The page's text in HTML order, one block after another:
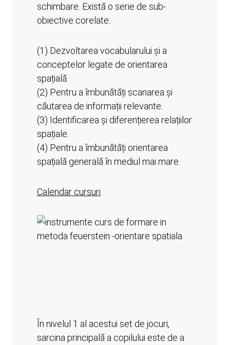
schimbare. Există o serie de sub-
obiective corelate:
(1) Dezvoltarea vocabularului și a
conceptelor legate de orientarea
spațială.
(2) Pentru a îmbunătăți scanarea și
căutarea de informații relevante.
(3) Identificarea și diferențierea relațiilor
spațiale.
(4) Pentru a îmbunătăți orientarea
spațială generală în mediul mai mare.
Calendar cursuri
În nivelul 1 al acestui set de jocuri,
sarcina principală a copilului este de a